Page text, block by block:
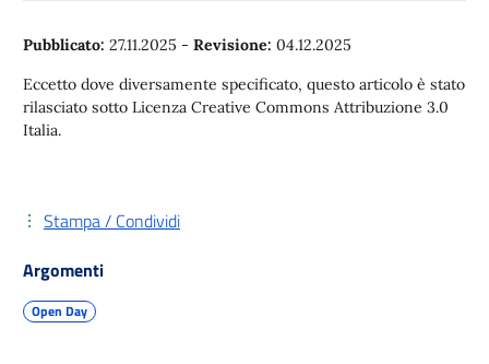
Pubblicato: 27.11.2025 - Revisione: 04.12.2025
Eccetto dove diversamente specificato, questo articolo è stato
rilasciato sotto Licenza Creative Commons Attribuzione 3.0
Italia.
Stampa / Condividi
Argomenti
Open Day